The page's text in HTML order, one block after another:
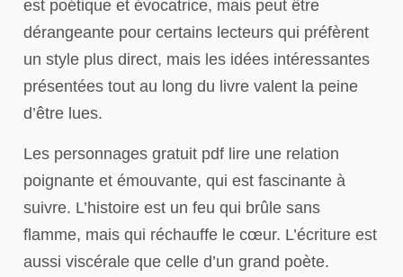
est poétique et évocatrice, mais peut être
dérangeante pour certains lecteurs qui préfèrent
un style plus direct, mais les idées intéressantes
présentées tout au long du livre valent la peine
d’être lues.
Les personnages gratuit pdf lire une relation
poignante et émouvante, qui est fascinante à
suivre. L’histoire est un feu qui brûle sans
flamme, mais qui réchauffe le cœur. L’écriture est
aussi viscérale que celle d’un grand poète.